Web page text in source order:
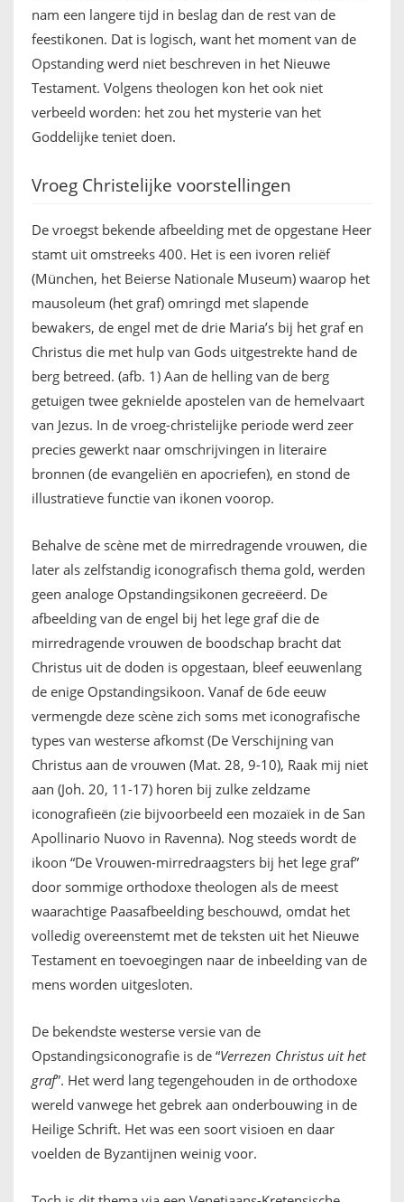
nam een langere tijd in beslag dan de rest van de
feestikonen. Dat is logisch, want het moment van de
Opstanding werd niet beschreven in het Nieuwe
Testament. Volgens theologen kon het ook niet
verbeeld worden: het zou het mysterie van het
Goddelijke teniet doen.
Vroeg Christelijke voorstellingen
De vroegst bekende afbeelding met de opgestane Heer
stamt uit omstreeks 400. Het is een ivoren reliëf
(München, het Beierse Nationale Museum) waarop het
mausoleum (het graf) omringd met slapende
bewakers, de engel met de drie Maria’s bij het graf en
Christus die met hulp van Gods uitgestrekte hand de
berg betreed. (afb. 1) Aan de helling van de berg
getuigen twee geknielde apostelen van de hemelvaart
van Jezus. In de vroeg-christelijke periode werd zeer
precies gewerkt naar omschrijvingen in literaire
bronnen (de evangeliën en apocriefen), en stond de
illustratieve functie van ikonen voorop.
Behalve de scène met de mirredragende vrouwen, die
later als zelfstandig iconografisch thema gold, werden
geen analoge Opstandingsikonen gecreëerd. De
afbeelding van de engel bij het lege graf die de
mirredragende vrouwen de boodschap bracht dat
Christus uit de doden is opgestaan, bleef eeuwenlang
de enige Opstandingsikoon. Vanaf de 6de eeuw
vermengde deze scène zich soms met iconografische
types van westerse afkomst (De Verschijning van
Christus aan de vrouwen (Mat. 28, 9-10), Raak mij niet
aan (Joh. 20, 11-17) horen bij zulke zeldzame
iconografieën (zie bijvoorbeeld een mozaïek in de San
Apollinario Nuovo in Ravenna). Nog steeds wordt de
ikoon “De Vrouwen-mirredraagsters bij het lege graf”
door sommige orthodoxe theologen als de meest
waarachtige Paasafbeelding beschouwd, omdat het
volledig overeenstemt met de teksten uit het Nieuwe
Testament en toevoegingen naar de inbeelding van de
mens worden uitgesloten.
De bekendste westerse versie van de
Opstandingsiconografie is de “Verrezen Christus uit het
graf”. Het werd lang tegengehouden in de orthodoxe
wereld vanwege het gebrek aan onderbouwing in de
Heilige Schrift. Het was een soort visioen en daar
voelden de Byzantijnen weinig voor.